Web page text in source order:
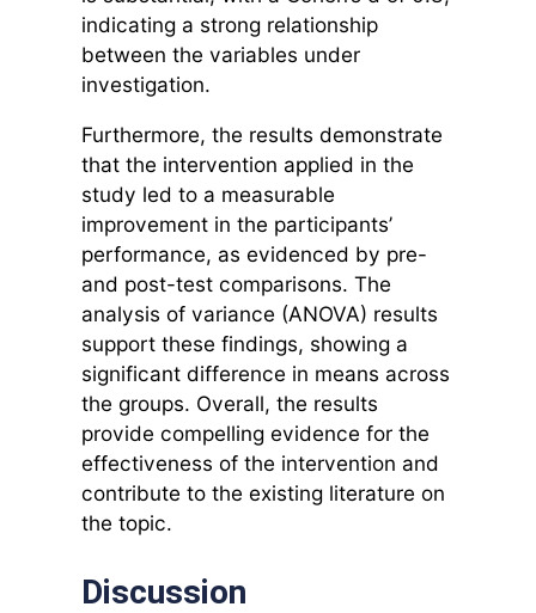
indicating a strong relationship
between the variables under
investigation.
Furthermore, the results demonstrate
that the intervention applied in the
study led to a measurable
improvement in the participants’
performance, as evidenced by pre-
and post-test comparisons. The
analysis of variance (ANOVA) results
support these findings, showing a
significant difference in means across
the groups. Overall, the results
provide compelling evidence for the
effectiveness of the intervention and
contribute to the existing literature on
the topic.
Discussion